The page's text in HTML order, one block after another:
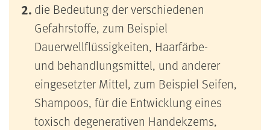
die Bedeutung der verschiedenen
Gefahrstoffe, zum Beispiel
Dauerwellflüssigkeiten, Haarfärbe-
und behandlungsmittel, und anderer
eingesetzter Mittel, zum Beispiel Seifen,
Shampoos, für die Entwicklung eines
toxisch degenerativen Handekzems,